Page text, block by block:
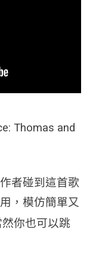
Thomas and
者碰到這首歌
，模仿簡單又
然你也可以跳